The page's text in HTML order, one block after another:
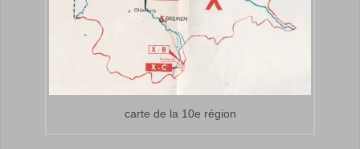
carte de la 10e région